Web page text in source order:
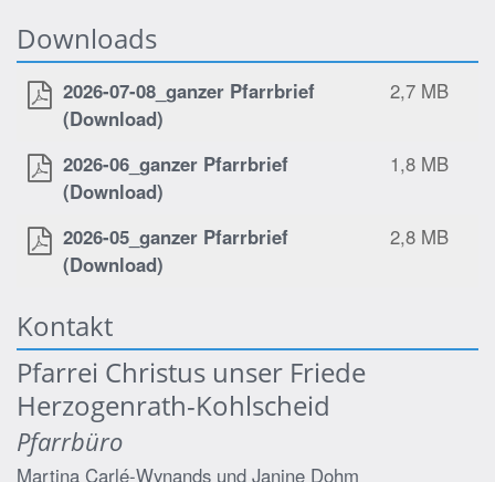
Downloads
2026-07-08_ganzer Pfarrbrief
(Download)
2,7 MB
2026-06_ganzer Pfarrbrief
(Download)
1,8 MB
2026-05_ganzer Pfarrbrief
(Download)
2,8 MB
Kontakt
Pfarrei Christus unser Friede
Herzogenrath-Kohlscheid
Pfarrbüro
Martina Carlé-Wynands und Janine Dohm